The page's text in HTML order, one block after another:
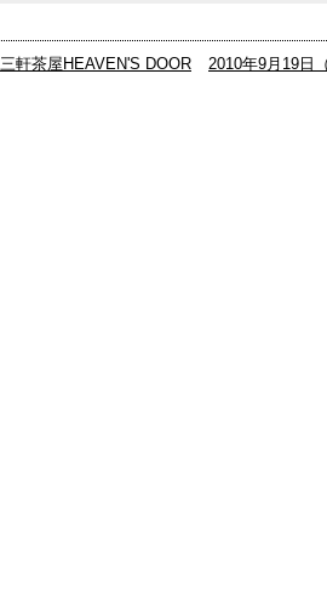
軒茶屋HEAVEN'S DOOR 2010年9月19日